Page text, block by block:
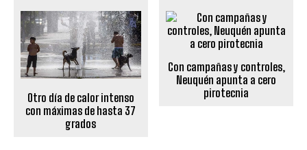
Otro día de calor intenso
con máximas de hasta 37
grados
Con campañas y controles,
Neuquén apunta a cero
pirotecnia